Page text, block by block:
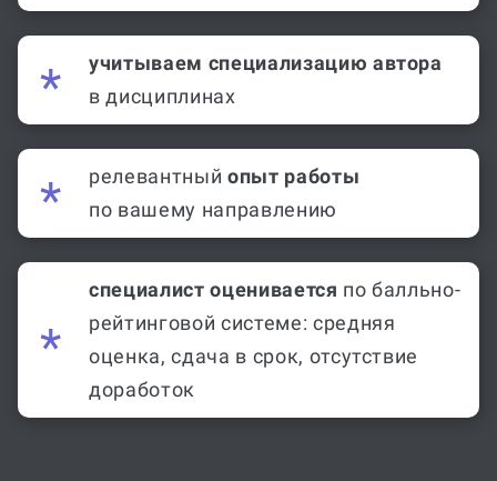
учитываем специализацию автора
в дисциплинах
релевантный опыт работы
по вашему направлению
специалист оценивается по балльно-
рейтинговой системе: средняя
оценка, сдача в срок, отсутствие
доработок